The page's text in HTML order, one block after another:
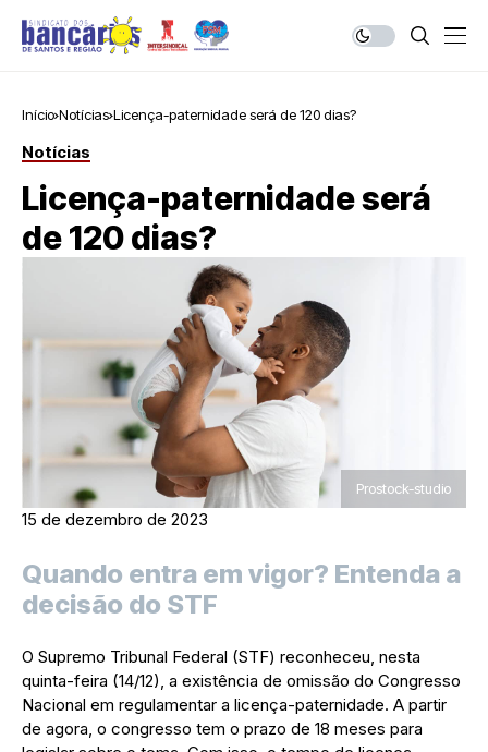
Início Notícias Licença-paternidade será de 120 dias?
Notícias
Licença-paternidade será
de 120 dias?
Prostock-studio
15 de dezembro de 2023
Quando entra em vigor? Entenda a
decisão do STF
O Supremo Tribunal Federal (STF) reconheceu, nesta
quinta-feira (14/12), a existência de omissão do Congresso
Nacional em regulamentar a licença-paternidade. A partir
de agora, o congresso tem o prazo de 18 meses para